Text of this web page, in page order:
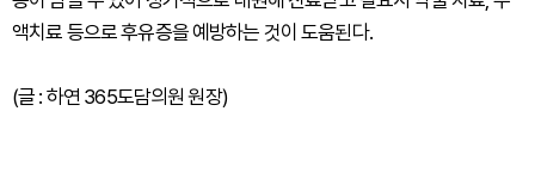
액치료 등으로 후유증을 예방하는 것이 도움된다.
(글 : 하연 365도담의원 원장)